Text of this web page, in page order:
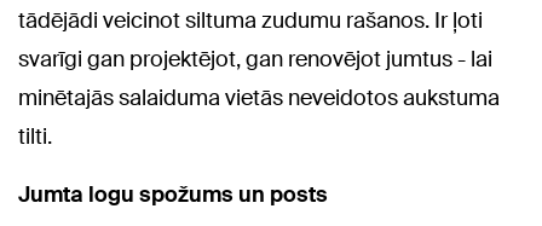
tādējādi veicinot siltuma zudumu rašanos. Ir ļoti
svarīgi gan projektējot, gan renovējot jumtus - lai
minētajās salaiduma vietās neveidotos aukstuma
tilti.
Jumta logu spožums un posts